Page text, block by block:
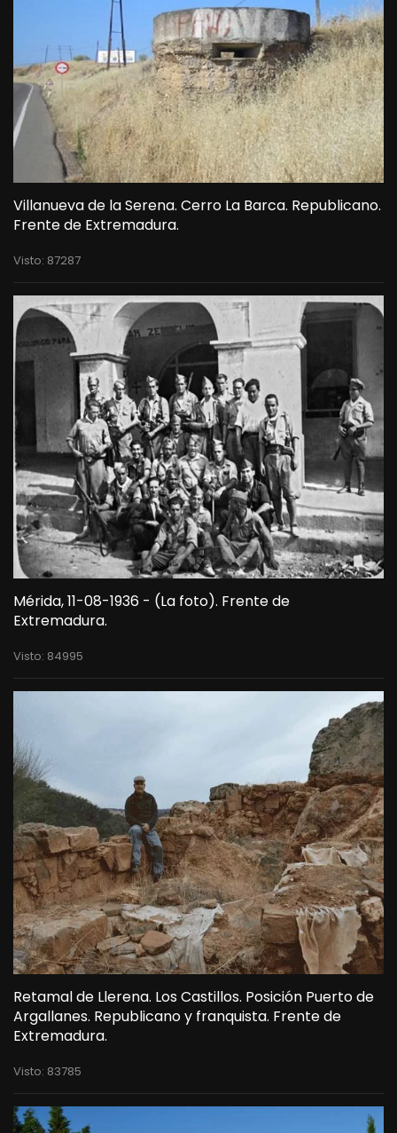
Villanueva de la Serena. Cerro La Barca. Republicano.
Frente de Extremadura.
Visto: 87287
Mérida, 11-08-1936 - (La foto). Frente de
Extremadura.
Visto: 84995
Retamal de Llerena. Los Castillos. Posición Puerto de
Argallanes. Republicano y franquista. Frente de
Extremadura.
Visto: 83785